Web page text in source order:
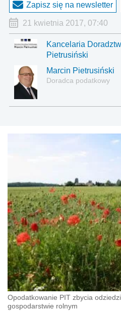
Zapisz się na newsletter
21 kwietnia 2017, 07:40
Kancelaria
Pietrusiński
Marcin Pietrusiński
Doradca podatkowy
Opodatkowanie PIT zbycia
gospodarstwie rolnym